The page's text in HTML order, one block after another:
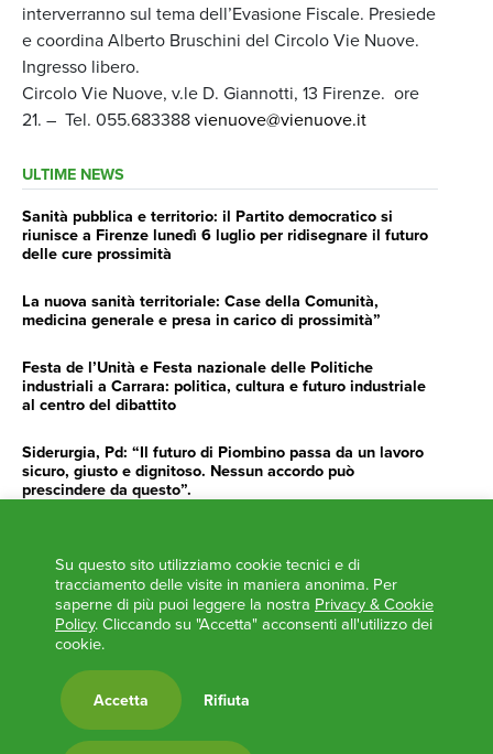
interverranno sul tema dell’Evasione Fiscale. Presiede
e coordina Alberto Bruschini del Circolo Vie Nuove.
Ingresso libero.
Circolo Vie Nuove, v.le D. Giannotti, 13 Firenze. ore
21. – Tel. 055.683388vienuove@vienuove.it
ULTIME NEWS
Sanità pubblica e territorio: il Partito democratico si
riunisce a Firenze lunedì 6 luglio per ridisegnare il futuro
delle cure prossimità
La nuova sanità territoriale: Case della Comunità,
medicina generale e presa in carico di prossimità”
Festa de l’Unità e Festa nazionale delle Politiche
industriali a Carrara: politica, cultura e futuro industriale
al centro del dibattito
Siderurgia, Pd: “Il futuro di Piombino passa da un lavoro
sicuro, giusto e dignitoso. Nessun accordo può
prescindere da questo”.
impegno e determinazione delle istituzioni”
AGENDA
‘ANCORA UNA VOLTA LA TOSCANA TRACCIA LA
L’ITALIA BOCCIATA DALL’UE
Feste Unità in Toscana 2024
Zone Logistiche Semplificate – Un’occasione da cogliere
Su questo sito utilizziamo cookie tecnici e di
tracciamento delle visite in maniera anonima. Per
saperne di più puoi leggere la nostra Privacy & Cookie
Policy. Cliccando su "Accetta" acconsenti all'utilizzo dei
cookie.
Accetta Rifiuta